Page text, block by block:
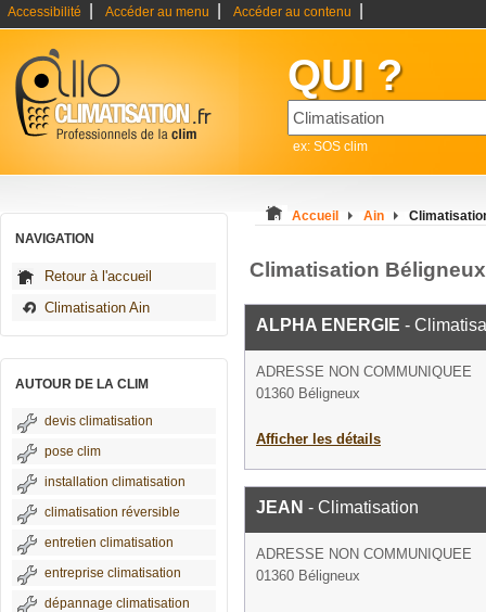
Accessibilité Accéder au menu Accéder au contenu
QUI ?
ex: SOS clim
NAVIGATION
Retour à l'accueil
Climatisation Ain
AUTOUR DE LA CLIM
devis climatisation
pose clim
installation climatisation
climatisation réversible
entretien climatisation
entreprise climatisation
dépannage climatisation
Accueil Ain
Climatisation Béligneux
ALPHA ENERGIE -
ADRESSE NON COMMUNIQUEE
01360 Béligneux
Afficher les détails
JEAN - Climatisation
ADRESSE NON COMMUNIQUEE
01360 Béligneux